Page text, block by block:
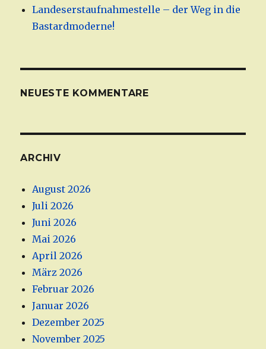
Landeserstaufnahmestelle – der Weg in die
Bastardmoderne!
NEUESTE KOMMENTARE
ARCHIV
August 2026
Juli 2026
Juni 2026
Mai 2026
April 2026
März 2026
Februar 2026
Januar 2026
Dezember 2025
November 2025